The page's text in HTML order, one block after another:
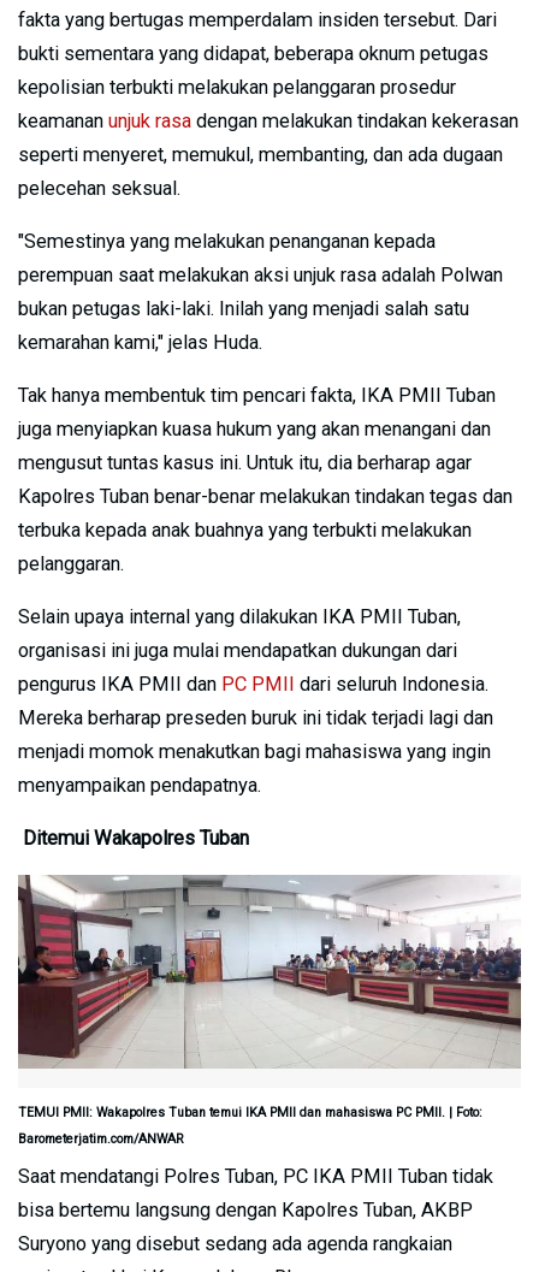
fakta yang bertugas memperdalam insiden tersebut. Dari
bukti sementara yang didapat, beberapa oknum petugas
kepolisian terbukti melakukan pelanggaran prosedur
keamanan unjuk rasa dengan melakukan tindakan kekerasan
seperti menyeret, memukul, membanting, dan ada dugaan
pelecehan seksual.
"Semestinya yang melakukan penanganan kepada
perempuan saat melakukan aksi unjuk rasa adalah Polwan
bukan petugas laki-laki. Inilah yang menjadi salah satu
kemarahan kami," jelas Huda.
Tak hanya membentuk tim pencari fakta, IKA PMII Tuban
juga menyiapkan kuasa hukum yang akan menangani dan
mengusut tuntas kasus ini. Untuk itu, dia berharap agar
Kapolres Tuban benar-benar melakukan tindakan tegas dan
terbuka kepada anak buahnya yang terbukti melakukan
pelanggaran.
Selain upaya internal yang dilakukan IKA PMII Tuban,
organisasi ini juga mulai mendapatkan dukungan dari
pengurus IKA PMII dan PC PMII dari seluruh Indonesia.
Mereka berharap preseden buruk ini tidak terjadi lagi dan
menjadi momok menakutkan bagi mahasiswa yang ingin
menyampaikan pendapatnya.
Ditemui Wakapolres Tuban
TEMUI PMII: Wakapolres Tuban temui IKA PMII dan mahasiswa PC PMII. | Foto:
Barometerjatim.com/ANWAR
Saat mendatangi Polres Tuban, PC IKA PMII Tuban tidak
bisa bertemu langsung dengan Kapolres Tuban, AKBP
Suryono yang disebut sedang ada agenda rangkaian